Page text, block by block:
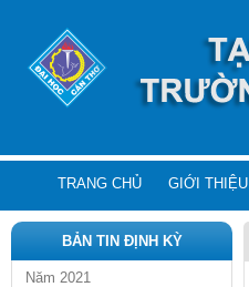
TRANG CHỦ GIỚI THIỆU
BẢN TIN ĐỊNH KỲ
Năm 2021